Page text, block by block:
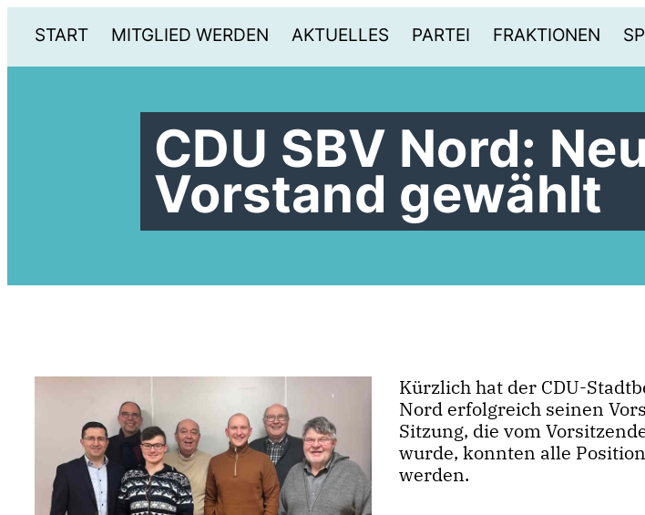
START MITGLIED WERDEN AKTUELLES PARTEI FRAKTIONEN
CDU SBV Nord:
Vorstand gewählt
Kürzlich hat der CDU-
Nord erfolgreich seinen
Sitzung, die vom
wurde, konnten alle
werden.